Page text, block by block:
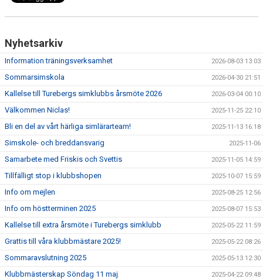
Nyhetsarkiv
Information träningsverksamhet 2026-08-03 13:03
Sommarsimskola 2026-04-30 21:51
Kallelse till Turebergs simklubbs årsmöte 2026 2026-03-04 00:10
Välkommen Niclas! 2025-11-25 22:10
Bli en del av vårt härliga simlärarteam! 2025-11-13 16:18
Simskole- och breddansvarig 2025-11-06
Samarbete med Friskis och Svettis 2025-11-05 14:59
Tillfälligt stop i klubbshopen 2025-10-07 15:59
Info om mejlen 2025-08-25 12:56
Info om höstterminen 2025 2025-08-07 15:53
Kallelse till extra årsmöte i Turebergs simklubb 2025-05-22 11:59
Grattis till våra klubbmästare 2025! 2025-05-22 08:26
Sommaravslutning 2025 2025-05-13 12:30
Klubbmästerskap Söndag 11 maj 2025-04-22 09:48